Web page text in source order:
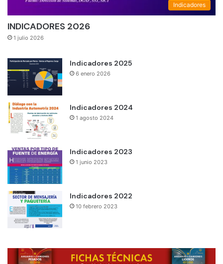
Indicadores
INDICADORES 2026
1 julio 2026
Indicadores 2025
6 enero 2026
Indicadores 2024
1 agosto 2024
Indicadores 2023
1 junio 2023
Indicadores 2022
10 febrero 2023